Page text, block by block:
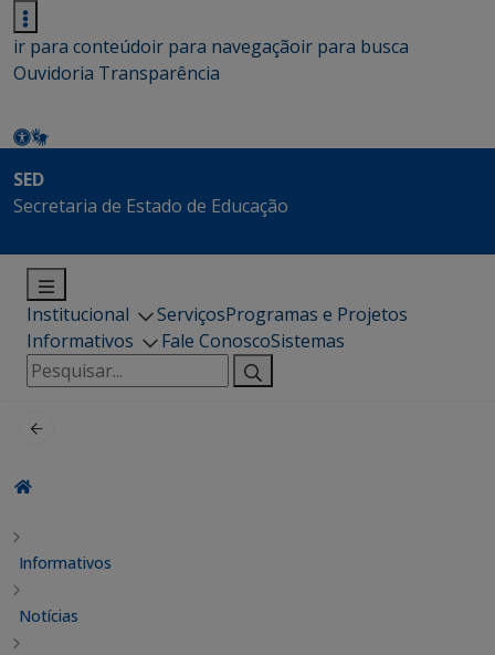
ir para conteúdoir para navegaçãoir para busca
Ouvidoria Transparência
SED
Secretaria de Estado de Educação
Institucional ServiçosProgramas e Projetos
Informativos
Fale ConoscoSistemas
Pesquisar
por:
Informativos
Notícias